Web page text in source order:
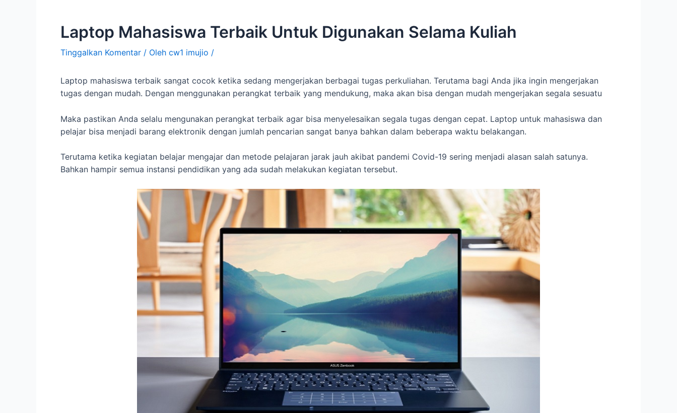
Laptop Mahasiswa Terbaik Untuk Digunakan Selama Kuliah
Tinggalkan Komentar / Oleh cw1 imujio /
Laptop mahasiswa terbaik sangat cocok ketika sedang mengerjakan berbagai tugas perkuliahan. Terutama bagi Anda jika ingin mengerjakan
tugas dengan mudah. Dengan menggunakan perangkat terbaik yang mendukung, maka akan bisa dengan mudah mengerjakan segala sesuatu
Maka pastikan Anda selalu mengunakan perangkat terbaik agar bisa menyelesaikan segala tugas dengan cepat. Laptop untuk mahasiswa dan
pelajar bisa menjadi barang elektronik dengan jumlah pencarian sangat banya bahkan dalam beberapa waktu belakangan.
Terutama ketika kegiatan belajar mengajar dan metode pelajaran jarak jauh akibat pandemi Covid-19 sering menjadi alasan salah satunya.
Bahkan hampir semua instansi pendidikan yang ada sudah melakukan kegiatan tersebut.